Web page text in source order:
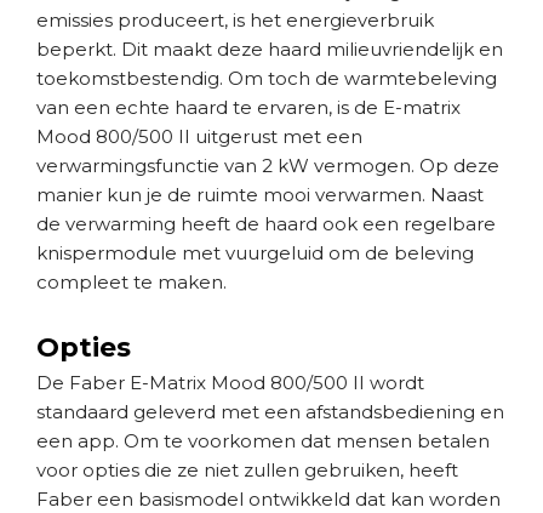
emissies produceert, is het energieverbruik
beperkt. Dit maakt deze haard milieuvriendelijk en
toekomstbestendig. Om toch de warmtebeleving
van een echte haard te ervaren, is de E-matrix
Mood 800/500 II uitgerust met een
verwarmingsfunctie van 2 kW vermogen. Op deze
manier kun je de ruimte mooi verwarmen. Naast
de verwarming heeft de haard ook een regelbare
knispermodule met vuurgeluid om de beleving
compleet te maken.
Opties
De Faber E-Matrix Mood 800/500 II wordt
standaard geleverd met een afstandsbediening en
een app. Om te voorkomen dat mensen betalen
voor opties die ze niet zullen gebruiken, heeft
Faber een basismodel ontwikkeld dat kan worden